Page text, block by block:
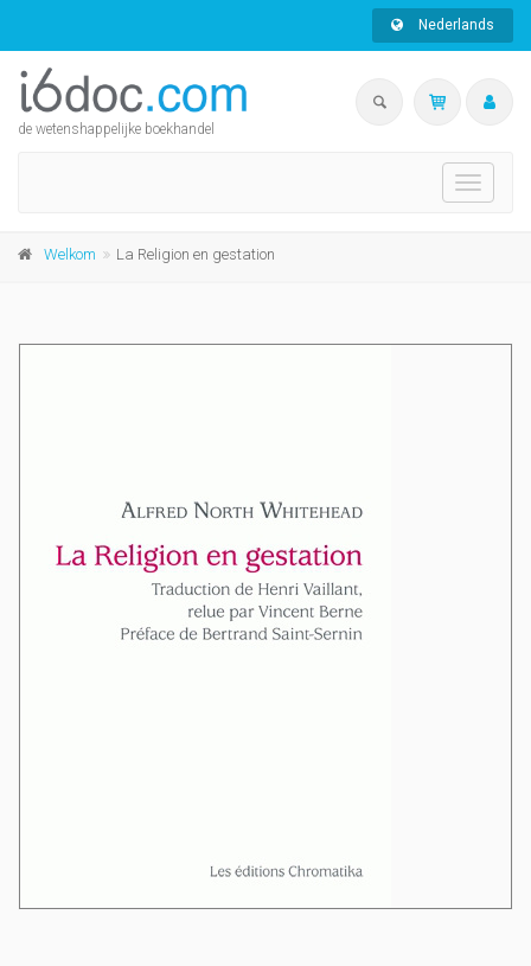
Nederlands
de wetenshappelijke boekhandel
Toggle
Welkom La Religion en gestation